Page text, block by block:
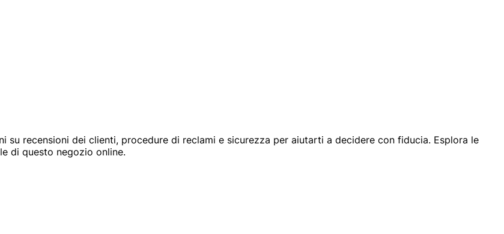
su recensioni dei clienti, procedure di reclami e sicurezza per aiutarti a decidere con fiducia. Esplora le
di questo negozio online.